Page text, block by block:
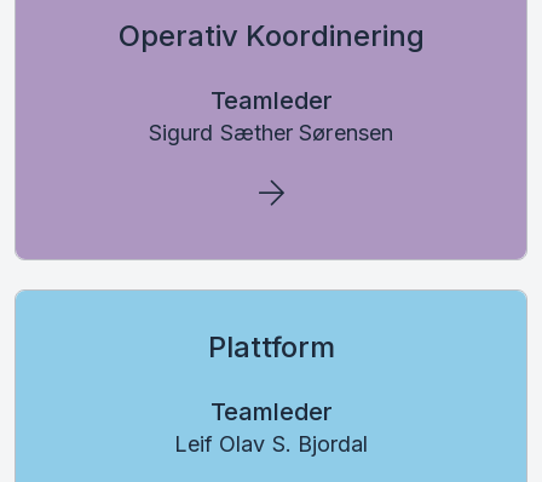
Operativ Koordinering
Teamleder
Sigurd Sæther Sørensen
Plattform
Teamleder
Leif Olav S. Bjordal